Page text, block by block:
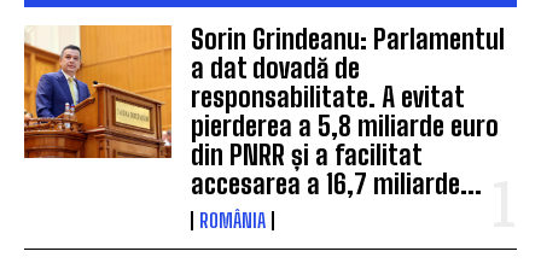
Sorin Grindeanu: Parlamentul
a dat dovadă de
responsabilitate. A evitat
pierderea a 5,8 miliarde euro
din PNRR și a facilitat
accesarea a 16,7 miliarde...
ROMÂNIA